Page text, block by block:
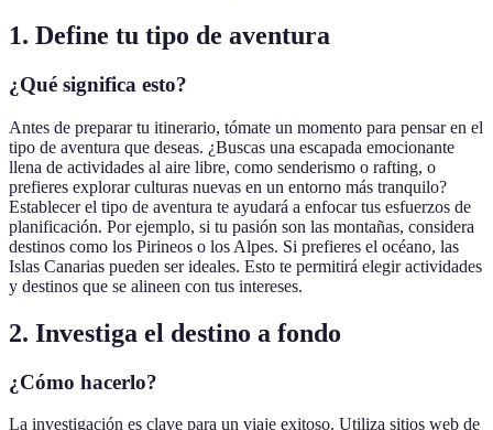
1. Define tu tipo de aventura
¿Qué significa esto?
Antes de preparar tu itinerario, tómate un momento para pensar en el
tipo de aventura que deseas. ¿Buscas una escapada emocionante
llena de actividades al aire libre, como senderismo o rafting, o
prefieres explorar culturas nuevas en un entorno más tranquilo?
Establecer el tipo de aventura te ayudará a enfocar tus esfuerzos de
planificación. Por ejemplo, si tu pasión son las montañas, considera
destinos como los Pirineos o los Alpes. Si prefieres el océano, las
Islas Canarias pueden ser ideales. Esto te permitirá elegir actividades
y destinos que se alineen con tus intereses.
2. Investiga el destino a fondo
¿Cómo hacerlo?
La investigación es clave para un viaje exitoso. Utiliza sitios web de